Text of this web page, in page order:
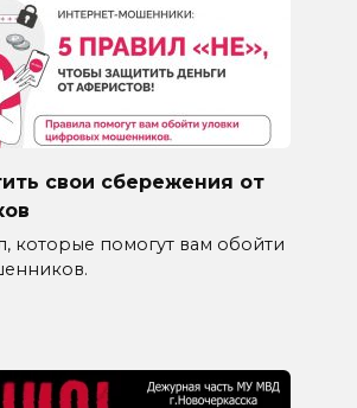
свои сбережения от
которые помогут вам обойти